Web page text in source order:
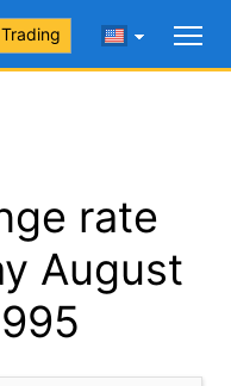
Trading
rate
August